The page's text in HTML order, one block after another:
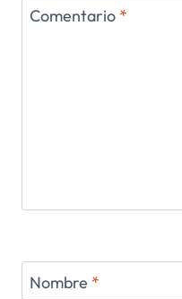
Comentario *
Nombre *